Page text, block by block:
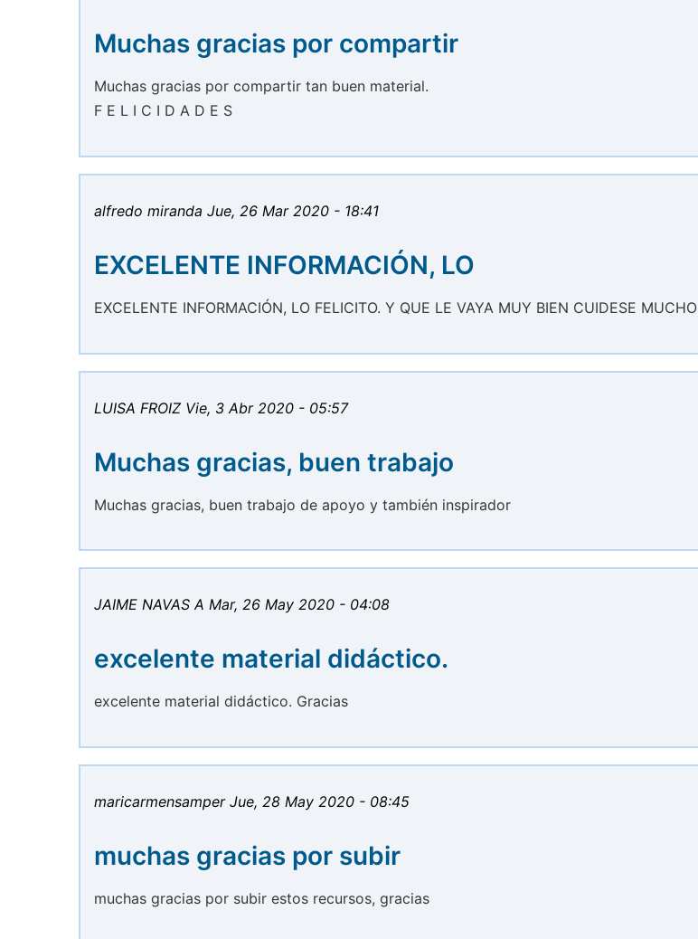
Muchas gracias por compartir
Muchas gracias por compartir tan buen material.
F E L I C I D A D E S
alfredo miranda Jue, 26 Mar 2020 - 18:41
EXCELENTE INFORMACIÓN, LO
EXCELENTE INFORMACIÓN, LO FELICITO. Y QUE LE VAYA MUY BIEN CUIDESE MUCHO
LUISA FROIZ Vie, 3 Abr 2020 - 05:57
Muchas gracias, buen trabajo
Muchas gracias, buen trabajo de apoyo y también inspirador
JAIME NAVAS A Mar, 26 May 2020 - 04:08
excelente material didáctico.
excelente material didáctico. Gracias
maricarmensamper Jue, 28 May 2020 - 08:45
muchas gracias por subir
muchas gracias por subir estos recursos, gracias